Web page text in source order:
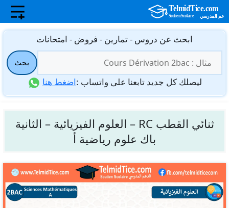
انتقل
المحتوى
ابحث عن دروس - تمارين - فروض - امتحانات
عن:
بحث
ليصلك كل جديد تابعنا على واتساب :اضغط هنا
ثنائي القطب RC – العلوم الفيزيائية – الثانية
باك علوم رياضية أ